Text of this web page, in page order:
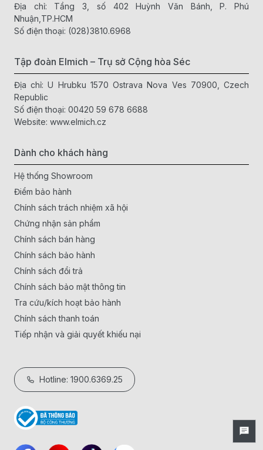
Địa chỉ: Tầng 3, số 402 Huỳnh Văn Bánh, P. Phú
Nhuận,TP.HCM
Số điện thoại: (028)3810.6968
Tập đoàn Elmich – Trụ sở Cộng hòa Séc
Địa chỉ: U Hrubku 1570 Ostrava Nova Ves 70900, Czech
Republic
Số điện thoại: 00420 59 678 6688
Website: www.elmich.cz
Dành cho khách hàng
Hệ thống Showroom
Điểm bảo hành
Chính sách trách nhiệm xã hội
Chứng nhận sản phẩm
Chính sách bán hàng
Chính sách bảo hành
Chính sách đổi trả
Chính sách bảo mật thông tin
Tra cứu/kích hoạt bảo hành
Chính sách thanh toán
Tiếp nhận và giải quyết khiếu nại
Hotline: 1900.6369.25